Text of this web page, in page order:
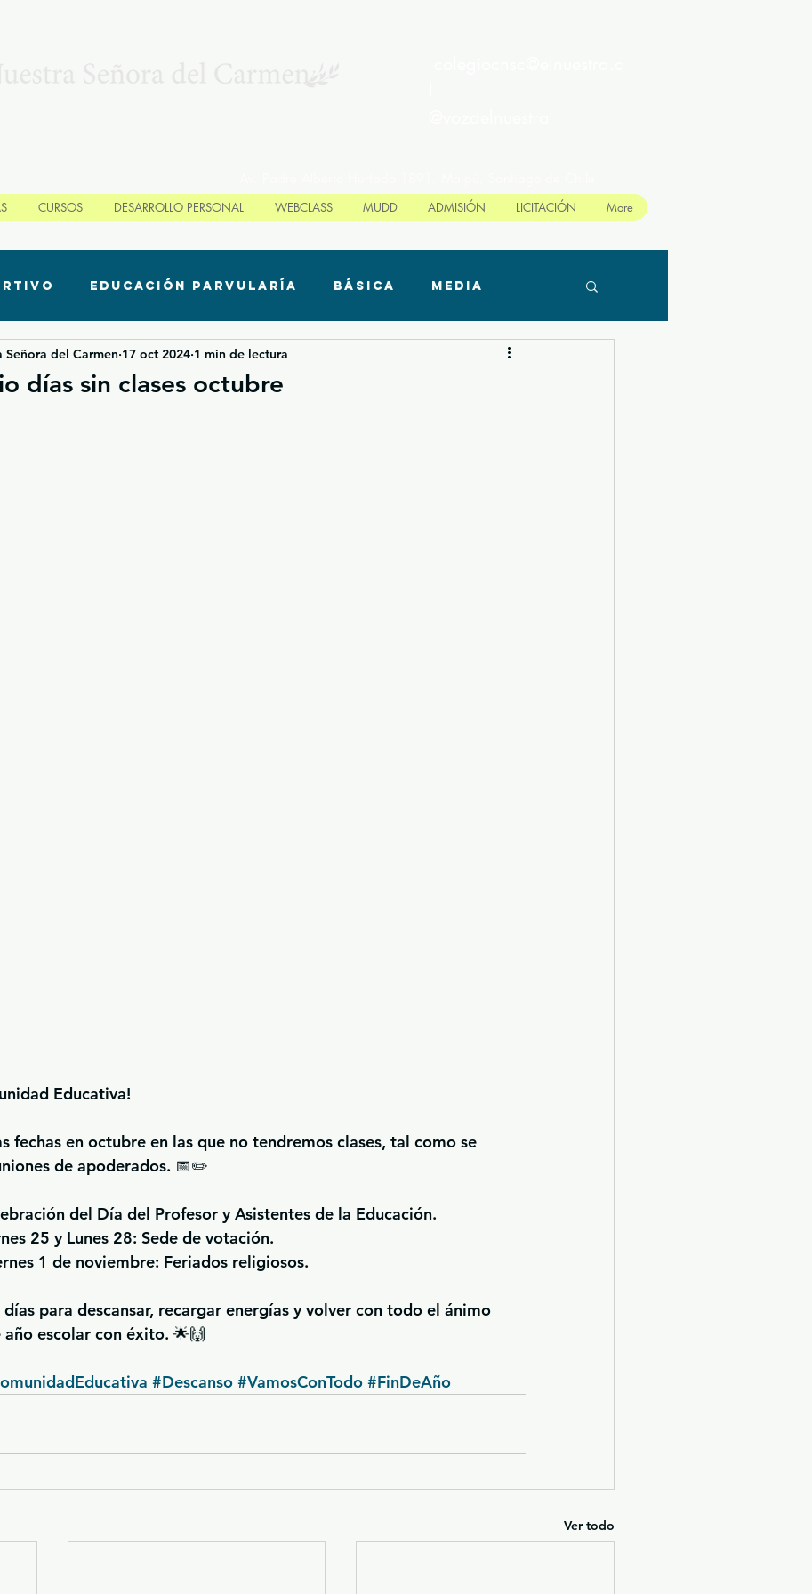
CURSOS DESARROLLO PERSONAL WEBCLASS MUDD ADMISIÓN LICITACIÓN More
Educación Parvularía Básica Media
de aprendizaje Categoría sin título
días sin clases octubre
del Carmen 17 oct 2024 1 min de lectura
Educativa!
fechas en octubre en las que no tendremos clases, tal como se
de apoderados. 📅✏️
del Día del Profesor y Asistentes de la Educación.
25 y Lunes 28: Sede de votación.
1 de noviembre: Feriados religiosos.
para descansar, recargar energías y volver con todo el ánimo
escolar con éxito. 🌟🙌
#Descanso #VamosConTodo #FinDeAño
Ver todo